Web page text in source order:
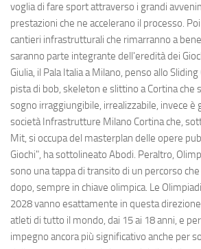
voglia di fare sport attraverso i grandi
prestazioni che ne accelerano il processo.
cantieri infrastrutturali che rimarranno a
saranno parte integrante dell'eredità dei
Giulia, il Pala Italia a Milano, penso allo
pista di bob, skeleton e slittino a Cortina che
sogno irraggiungibile, irrealizzabile, invece è
società Infrastrutture Milano Cortina che,
Mit, si occupa del masterplan delle opere
Giochi", ha sottolineato Abodi. Peraltro,
sono una tappa di transito di un percorso
dopo, sempre in chiave olimpica. Le
2028 vanno esattamente in questa
atleti di tutto il mondo, dai 15 ai 18 anni, e
impegno ancora più significativo anche per